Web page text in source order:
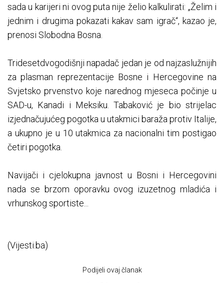
sada u karijeri ni ovog puta nije želio kalkulirati: „Želim i
jednim i drugima pokazati kakav sam igrač“, kazao je,
prenosi Slobodna Bosna.
Tridesetdvogodišnji napadač jedan je od najzaslužnijih
za plasman reprezentacije Bosne i Hercegovine na
Svjetsko prvenstvo koje narednog mjeseca počinje u
SAD-u, Kanadi i Meksiku. Tabaković je bio strijelac
izjednačujućeg pogotka u utakmici baraža protiv Italije,
a ukupno je u 10 utakmica za nacionalni tim postigao
četiri pogotka.
Navijači i cjelokupna javnost u Bosni i Hercegovini
nada se brzom oporavku ovog izuzetnog mladića i
vrhunskog sportiste...
(Vijesti.ba)
Podijeli ovaj članak